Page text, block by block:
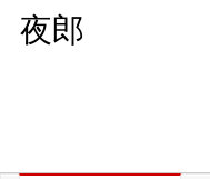
夜郎